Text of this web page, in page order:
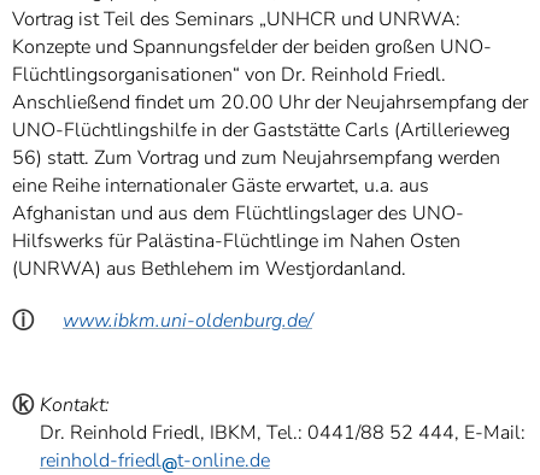
Vortrag ist Teil des Seminars „UNHCR und UNRWA:
Konzepte und Spannungsfelder der beiden großen UNO-
Flüchtlingsorganisationen“ von Dr. Reinhold Friedl.
Anschließend findet um 20.00 Uhr der Neujahrsempfang der
UNO-Flüchtlingshilfe in der Gaststätte Carls (Artillerieweg
56) statt. Zum Vortrag und zum Neujahrsempfang werden
eine Reihe internationaler Gäste erwartet, u.a. aus
Afghanistan und aus dem Flüchtlingslager des UNO-
Hilfswerks für Palästina-Flüchtlinge im Nahen Osten
(UNRWA) aus Bethlehem im Westjordanland.
ⓘ www.ibkm.uni-oldenburg.de/
ⓚ Kontakt:
Dr. Reinhold Friedl, IBKM, Tel.: 0441/88 52 444, E-Mail:
reinhold-friedl t-online.de